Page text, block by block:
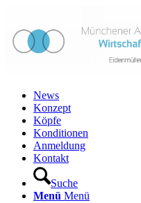
News
Konzept
Köpfe
Konditionen
Anmeldung
Kontakt
Suche
Menü Menü